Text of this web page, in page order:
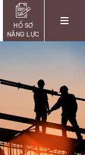
HỒ SƠ
NĂNG LỰC